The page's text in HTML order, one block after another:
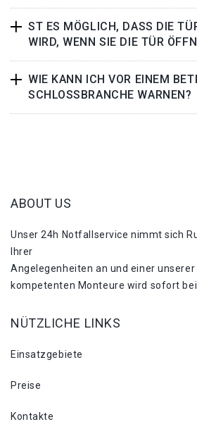
ST ES MÖGLICH, DASS DIE
WIRD, WENN SIE DIE TÜR
WIE KANN ICH VOR EINEM
SCHLOSSBRANCHE WARNEN?
ABOUT US
Unser 24h Notfallservice nimmt sich
Ihrer
Angelegenheiten an und einer
kompetenten Monteure wird sofort bei
NÜTZLICHE LINKS
Einsatzgebiete
Preise
Kontakte